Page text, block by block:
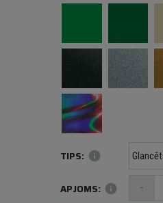
TIPS: info
APJOMS: info -